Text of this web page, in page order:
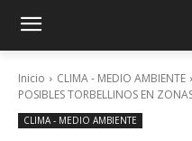
Inicio CLIMA - MEDIO AMBIENTE
POSIBLES TORBELLINOS EN
CLIMA - MEDIO AMBIENTE